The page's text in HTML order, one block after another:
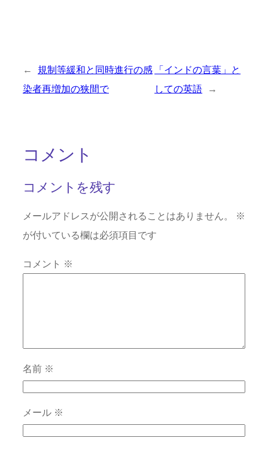
←
規制等緩和と同時進行の感
染者再増加の狭間で
「インドの言葉」と
しての英語
→
コメント
コメントを残す
メールアドレスが公開されることはありません。
※
が付いている欄は必須項目です
コメント ※
名前 ※
メール ※